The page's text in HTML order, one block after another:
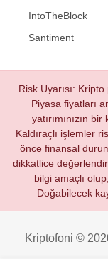
IntoTheBlock
Santiment
Risk Uyarısı:
Piyasa fiyatları
yatırımınızın
Kaldıraçlı işlemler
önce finansal
dikkatlice
bilgi amaçlı
Doğabilecek
Kriptofoni ©